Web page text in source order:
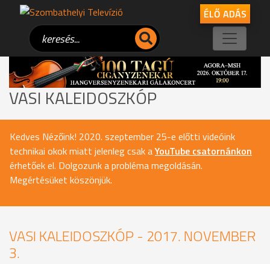
ÉLŐ ADÁS
VASI KALEIDOSZKÓP
Kedves Nézőink! 2020. szeptember 25-e előtti videóink
technikai okok miatt jelenleg csak aYouTube csatornánkon
érhetőek el. Dolgozunk a probléma megoldásán.
Megértésüket köszönjük.
VASI KALEIDOSZKÓP - 2017. NOVEMBER
3.